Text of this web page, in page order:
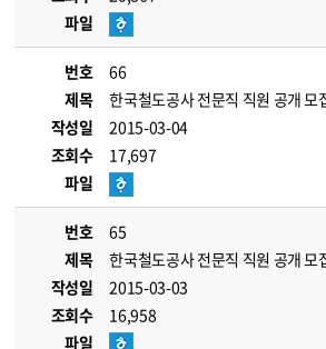
파일
번호
66
제목
한국철도공사 전문직 직원 공개
작성일
2015-03-04
조회수
17,697
파일
번호
65
제목
한국철도공사 전문직 직원 공개
작성일
2015-03-03
조회수
16,958
파일